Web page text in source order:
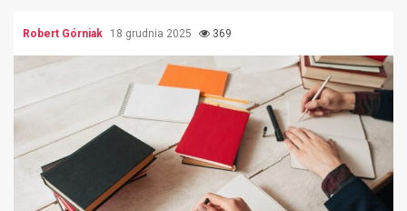
Robert Górniak 18 grudnia 2025 369